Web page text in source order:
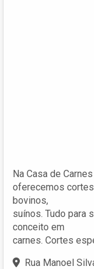
Na Casa de
oferecemos
bovinos,
suínos. Tudo para
conceito em
carnes. Cortes
Rua Manoel